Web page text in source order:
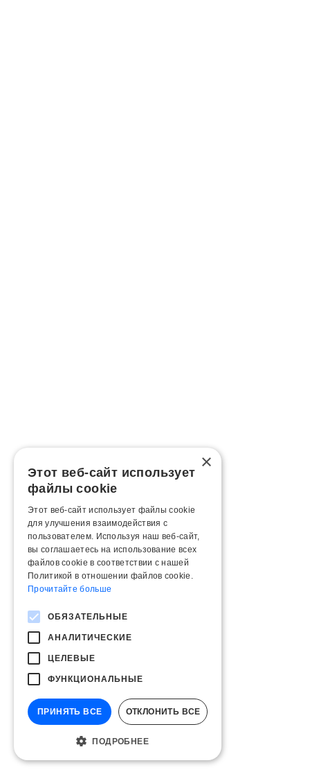
×
Этот веб-сайт использует
файлы cookie
Этот веб-сайт использует файлы cookie
для улучшения взаимодействия с
пользователем. Используя наш веб-сайт,
вы соглашаетесь на использование всех
файлов cookie в соответствии с нашей
Политикой в ​​отношении файлов cookie.
Прочитайте больше
ОБЯЗАТЕЛЬНЫЕ
АНАЛИТИЧЕСКИЕ
ЦЕЛЕВЫЕ
ФУНКЦИОНАЛЬНЫЕ
ПРИНЯТЬ ВСЕ ОТКЛОНИТЬ ВСЕ
ПОДРОБНЕЕ